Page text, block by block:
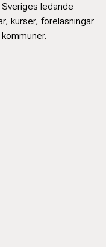
ledande
kurser, föreläsningar